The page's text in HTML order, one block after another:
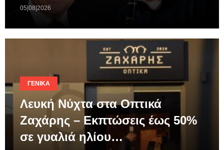
05|08|2026
ΓΕΝΙΚΆ
Λευκή Νύχτα στα Οπτικά
Ζαχάρης – Εκπτώσεις έως 50%
σε γυαλιά ηλίου…